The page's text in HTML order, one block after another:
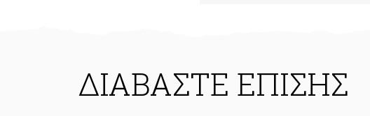
ΔΙΑΒΑΣΤΕ ΕΠΙΣΗΣ